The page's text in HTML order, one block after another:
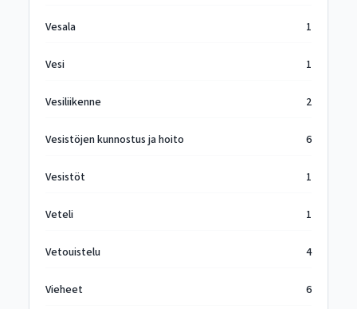
Vesala 1
Vesi 1
Vesiliikenne 2
Vesistöjen kunnostus ja hoito 6
Vesistöt 1
Veteli 1
Vetouistelu 4
Vieheet 6